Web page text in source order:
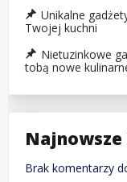
Unikalne
Twojej kuchni
Nietuzinkowe
tobą nowe
Brak komentarzy